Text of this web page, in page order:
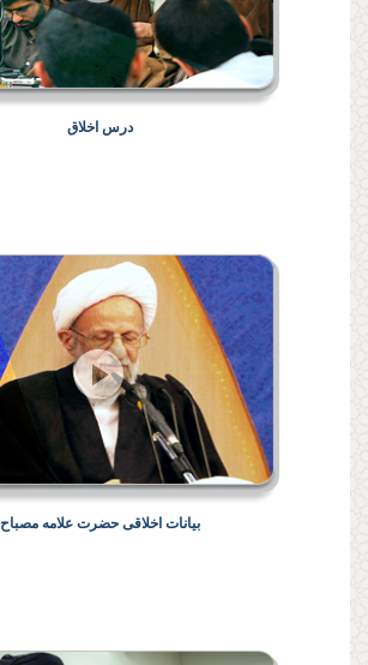
درس اخلاق
بیانات اخلاقی حضرت علامه مصباح